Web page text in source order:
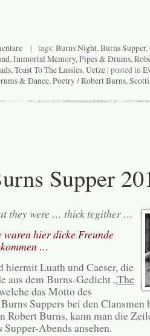
| tags: Burns Night,Burns Supper,
,Immortal Memory,Pipes & Drums,
,Toast To The Lassies,Uetze| posted in
& Dance,Poetry / Robert Burns,
Supper
they were … thick tegither …
waren hier dicke Freunde
…
hiermit Luath und Caeser, die
aus dem Burns-Gedicht „The
das Motto des
Suppers bei den Clansmen
Robert Burns, kann man die
Supper-Abends ansehen.